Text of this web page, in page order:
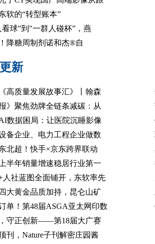
软的“转型账本”
球”到"一群人碰杯”，燕
降糖周制剂诺和杰®自
新
高质量发展故事汇》丨翰森
》聚焦劲牌全链条减碳：从
数据困局：让医院沉睡影像
备企业、电力工程企业做数
北超！快手×京东跨界联动
半年销量增速稳居行业第一
人社蓝图全面铺开，东软率先
大黄金品质加持，昆仑山矿
单！第48届ASGA亚太网印数
守正创新——第18届大广赛
刊，Nature子刊解密庄园酱